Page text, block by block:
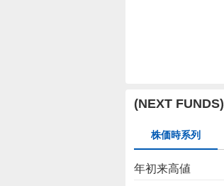
(NEXT
価
列
株価時系列
年初来高値